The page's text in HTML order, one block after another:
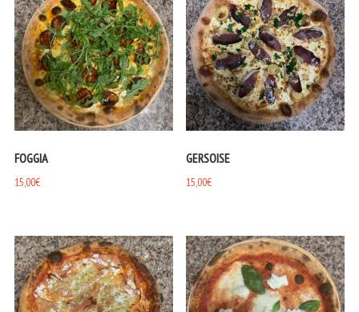
FOGGIA
15,00€
GERSOISE
15,00€